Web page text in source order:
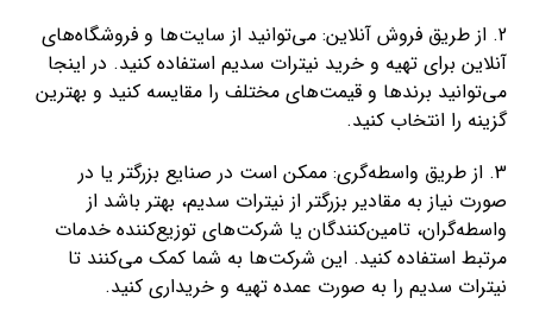
2. از طریق فروش آنلاین: می‌توانید از سایت‌ها و فروشگاه‌های
آنلاین برای تهیه و خرید نیترات سدیم استفاده کنید. در اینجا
می‌توانید برندها و قیمت‌های مختلف را مقایسه کنید و بهترین
گزینه را انتخاب کنید.
3. از طریق واسطه‌گری: ممکن است در صنایع بزرگتر یا در
صورت نیاز به مقادیر بزرگتر از نیترات سدیم، بهتر باشد از
واسطه‌گران، تامین‌کنندگان یا شرکت‌های توزیع‌کننده خدمات
مرتبط استفاده کنید. این شرکت‌ها به شما کمک می‌کنند تا
نیترات سدیم را به صورت عمده تهیه و خریداری کنید.